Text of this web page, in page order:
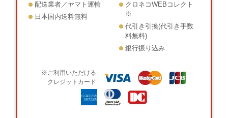
配送業者／ヤマト運輸
日本国内送料無料
クロネコWEBコレクト
※
代引き引換(代引き手数
料無料)
銀行振り込み
※ご利用いただける
クレジットカード